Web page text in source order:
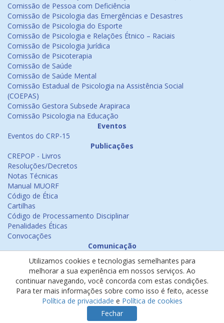
Comissão de Pessoa com Deficiência
Comissão de Psicologia das Emergências e Desastres
Comissão de Psicologia do Esporte
Comissão de Psicologia e Relações Étnico – Raciais
Comissão de Psicologia Jurídica
Comissão de Psicoterapia
Comissão de Saúde
Comissão de Saúde Mental
Comissão Estadual de Psicologia na Assistência Social
(COEPAS)
Comissão Gestora Subsede Arapiraca
Comissão Psicologia na Educação
Eventos
Eventos do CRP-15
Publicações
CREPOP - Livros
Resoluções/Decretos
Notas Técnicas
Manual MUORF
Código de Ética
Cartilhas
Código de Processamento Disciplinar
Penalidades Éticas
Convocações
Comunicação
Emissão de Certificados
Psicologia na Mídia
Ouvidoria
Política de cookies
Política de privacidade
Utilizamos cookies e tecnologias semelhantes para
melhorar a sua experiência em nossos serviços. Ao
continuar navegando, você concorda com estas condições.
Para ter mais informações sobre como isso é feito, acesse
Política de privacidade e Política de cookies
Fechar